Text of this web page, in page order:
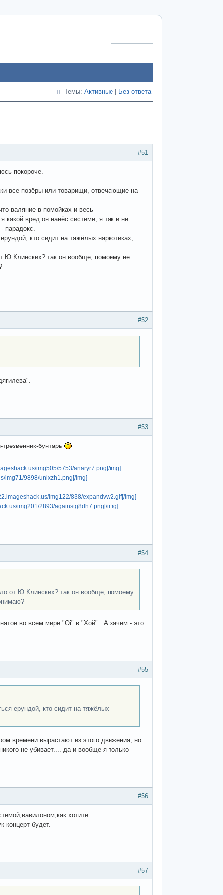
Темы: Активные Без ответа
#51
покороче.
все позёры или товарищи, отвечающие на
валяние в помойках и весь
какой вред он нанёс системе, я так и не
парадокс.
кто сидит на тяжёлых наркотиках,
Ю.Клинских? так он вообще, помоему не
#52
#53
бунтарь
img505/5753/anaryr7.png[/img]
img71/9898/unixzh1.png[/img]
img122/838/expandvw2.gif[/img]
img201/2893/againstg8dh7.png[/img]
#54
от Ю.Клинских? так он вообще, помоему
во всем мире "Oi" в "Хой" . А зачем - это
#55
ерундой, кто сидит на тяжёлых
времени вырастают из этого движения, но
не убивает.... да и вообще я только
#56
хотите.
концерт будет.
#57